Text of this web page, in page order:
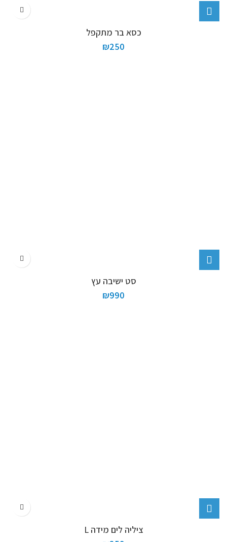
כסא בר מתקפל
₪250
סט ישיבה עץ
₪990
ציליה לים מידה L